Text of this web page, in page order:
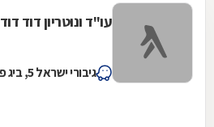
עו"ד ונוטריון דוד דוד
גיבורי ישראל 5, ביג פולג נתניה